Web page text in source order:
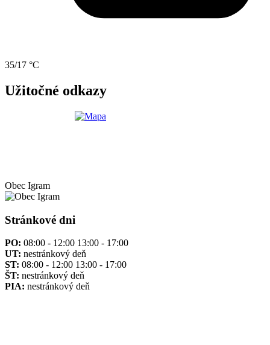
35/17 °C
Užitočné odkazy
Obec Igram
Stránkové dni
PO: 08:00 - 12:00 13:00 - 17:00
UT: nestránkový deň
ST: 08:00 - 12:00 13:00 - 17:00
ŠT: nestránkový deň
PIA: nestránkový deň